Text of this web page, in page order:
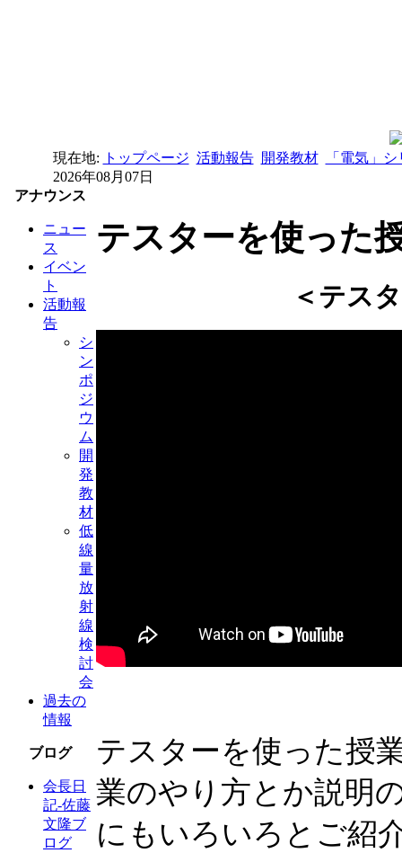
現在地: トップページ 活動報告 開発教材
「電気」
2026年08月07日
アナウンス
ニュー
ス
イベン
ト
活動報
告
シ
ン
ポ
ジ
ウ
ム
開
発
教
材
低
線
量
放
射
線
検
討
会
過去の
情報
ブログ
会長日
記-佐藤
文隆ブ
ログ
テスターを使った
＜テス
テスターを使った授
業のやり方とか説明
にもいろいろとご紹